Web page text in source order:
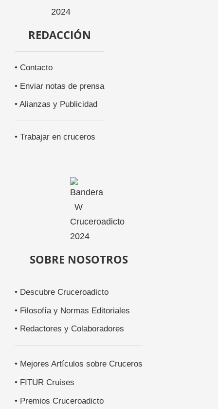
REDACCIÓN
• Contacto
• Enviar notas de prensa
• Alianzas y Publicidad
• Trabajar en cruceros
SOBRE NOSOTROS
• Descubre Cruceroadicto
• Filosofía y Normas Editoriales
• Redactores y Colaboradores
• Mejores Artículos sobre Cruceros
• FITUR Cruises
• Premios Cruceroadicto